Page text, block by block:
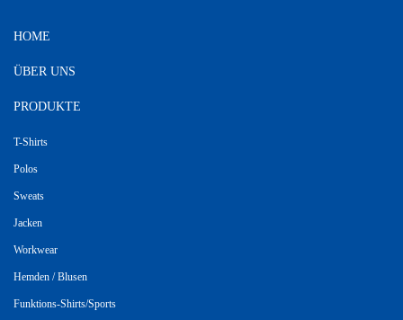
HOME
ÜBER UNS
PRODUKTE
T-Shirts
Polos
Sweats
Jacken
Workwear
Hemden / Blusen
Funktions-Shirts/Sports